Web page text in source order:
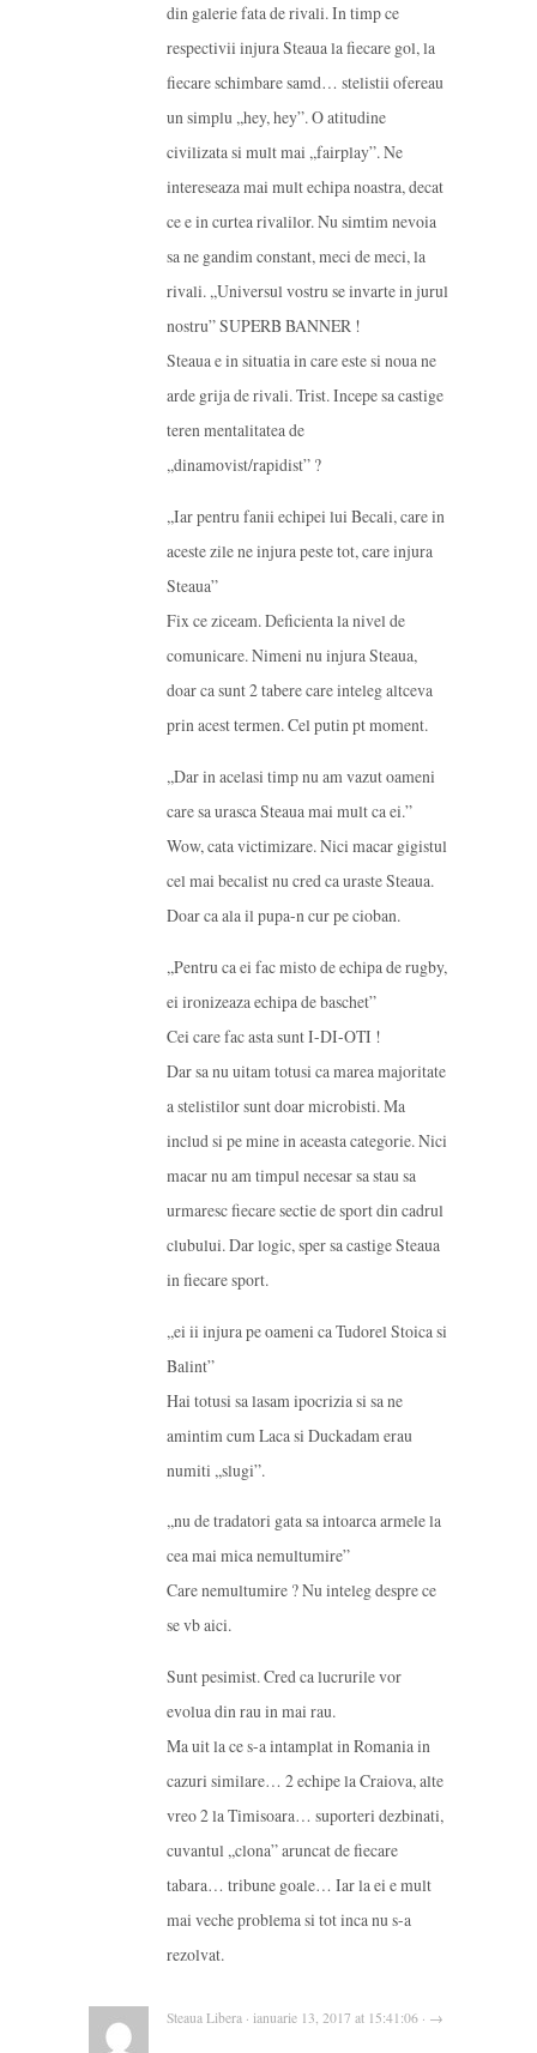
din galerie fata de rivali. In timp ce
respectivii injura Steaua la fiecare gol, la
fiecare schimbare samd… stelistii ofereau
un simplu ,,hey, hey”. O atitudine
civilizata si mult mai ,,fairplay”. Ne
intereseaza mai mult echipa noastra, decat
ce e in curtea rivalilor. Nu simtim nevoia
sa ne gandim constant, meci de meci, la
rivali. ,,Universul vostru se invarte in jurul
nostru” SUPERB BANNER !
Steaua e in situatia in care este si noua ne
arde grija de rivali. Trist. Incepe sa castige
teren mentalitatea de
,,dinamovist/rapidist” ?
,,Iar pentru fanii echipei lui Becali, care in
aceste zile ne injura peste tot, care injura
Steaua”
Fix ce ziceam. Deficienta la nivel de
comunicare. Nimeni nu injura Steaua,
doar ca sunt 2 tabere care inteleg altceva
prin acest termen. Cel putin pt moment.
,,Dar in acelasi timp nu am vazut oameni
care sa urasca Steaua mai mult ca ei.”
Wow, cata victimizare. Nici macar gigistul
cel mai becalist nu cred ca uraste Steaua.
Doar ca ala il pupa-n cur pe cioban.
,,Pentru ca ei fac misto de echipa de rugby,
ei ironizeaza echipa de baschet”
Cei care fac asta sunt I-DI-OTI !
Dar sa nu uitam totusi ca marea majoritate
a stelistilor sunt doar microbisti. Ma
includ si pe mine in aceasta categorie. Nici
macar nu am timpul necesar sa stau sa
urmaresc fiecare sectie de sport din cadrul
clubului. Dar logic, sper sa castige Steaua
in fiecare sport.
,,ei ii injura pe oameni ca Tudorel Stoica si
Balint”
Hai totusi sa lasam ipocrizia si sa ne
amintim cum Laca si Duckadam erau
numiti ,,slugi”.
,,nu de tradatori gata sa intoarca armele la
cea mai mica nemultumire”
Care nemultumire ? Nu inteleg despre ce
se vb aici.
Sunt pesimist. Cred ca lucrurile vor
evolua din rau in mai rau.
Ma uit la ce s-a intamplat in Romania in
cazuri similare… 2 echipe la Craiova, alte
vreo 2 la Timisoara… suporteri dezbinati,
cuvantul ,,clona” aruncat de fiecare
tabara… tribune goale… Iar la ei e mult
mai veche problema si tot inca nu s-a
rezolvat.
Steaua Libera · ianuarie 13, 2017 at 15:41:06 · →